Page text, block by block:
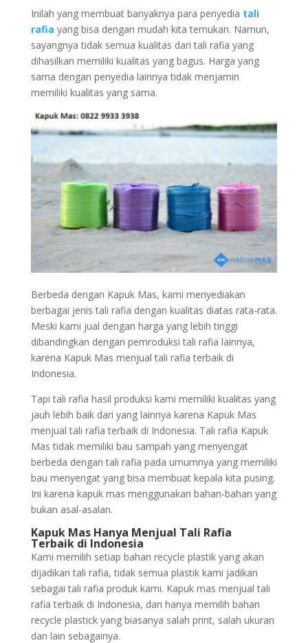
Inilah yang membuat banyaknya para penyedia tali
rafia yang bisa dengan mudah kita temukan. Namun,
sayangnya tidak semua kualitas dari tali rafia yang
dihasilkan memiliki kualitas yang bagus. Harga yang
sama dengan penyedia lainnya tidak menjamin
memiliki kualitas yang sama.
Berbeda dengan Kapuk Mas, kami menyediakan
berbagai jenis tali rafia dengan kualitas diatas rata-rata.
Meski kami jual dengan harga yang lebih tinggi
dibandingkan dengan pemroduksi tali rafia lainnya,
karena Kapuk Mas menjual tali rafia terbaik di
Indonesia.
Tapi tali rafia hasil produksi kami memiliki kualitas yang
jauh lebih baik dari yang lainnya karena Kapuk Mas
menjual tali rafia terbaik di Indonesia. Tali rafia Kapuk
Mas tidak memiliki bau sampah yang menyengat
berbeda dengan tali rafia pada umumnya yang memiliki
bau menyengat yang bisa membuat kepala kita pusing.
Ini karena kapuk mas menggunakan bahan-bahan yang
bukan asal-asalan.
Kapuk Mas Hanya Menjual Tali Rafia
Terbaik di Indonesia
Kami memilih setiap bahan recycle plastik yang akan
dijadikan tali rafia, tidak semua plastik kami jadikan
sebagai tali rafia produk kami. Kapuk mas menjual tali
rafia terbaik di Indonesia, dan hanya memilih bahan
recycle plastick yang biasanya salah print, salah ukuran
dan lain sebagainya.